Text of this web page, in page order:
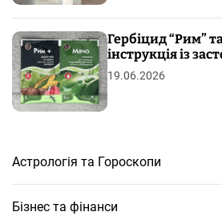
Гербіцид “Рим”
інструкція із
19.06.2026
Астрологія та Гороскопи
Бізнес та фінанси